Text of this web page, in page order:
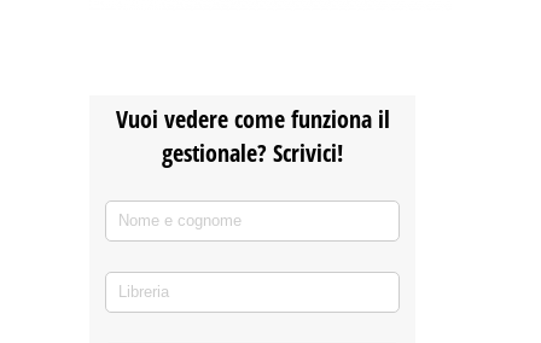
Vuoi vedere come funziona il
gestionale? Scrivici!
Nome e cognome
Libreria